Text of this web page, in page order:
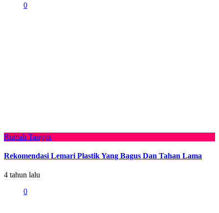
0
Rumah Tangga
Rekomendasi Lemari Plastik Yang Bagus Dan Tahan Lama
4 tahun lalu
0